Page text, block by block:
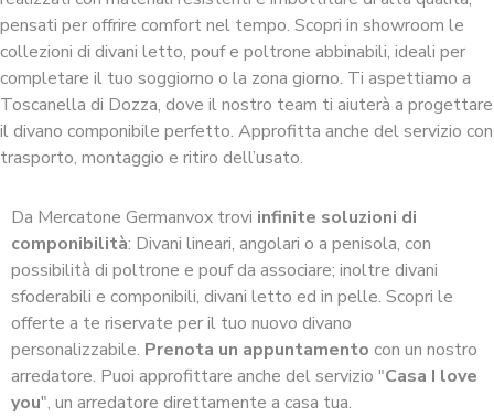
Da Mercatone Germanvox trovi infinite soluzioni di
componibilità: Divani lineari, angolari o a penisola, con
possibilità di poltrone e pouf da associare; inoltre divani
sfoderabili e componibili, divani letto ed in pelle. Scopri le
offerte a te riservate per il tuo nuovo divano
personalizzabile. Prenota un appuntamento con un nostro
arredatore. Puoi approfittare anche del servizio "Casa I love
you", un arredatore direttamente a casa tua.
pensati per offrire comfort nel tempo. Scopri in showroom le
collezioni di divani letto, pouf e poltrone abbinabili, ideali per
completare il tuo soggiorno o la zona giorno. Ti aspettiamo a
Toscanella di Dozza, dove il nostro team ti aiuterà a progettare
il divano componibile perfetto. Approfitta anche del servizio con
trasporto, montaggio e ritiro dell’usato.